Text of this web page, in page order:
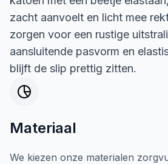
zacht aanvoelt en licht mee
zorgen voor een rustige
aansluitende pasvorm en
blijft de slip prettig zitten.
Materiaal
We kiezen onze materialen